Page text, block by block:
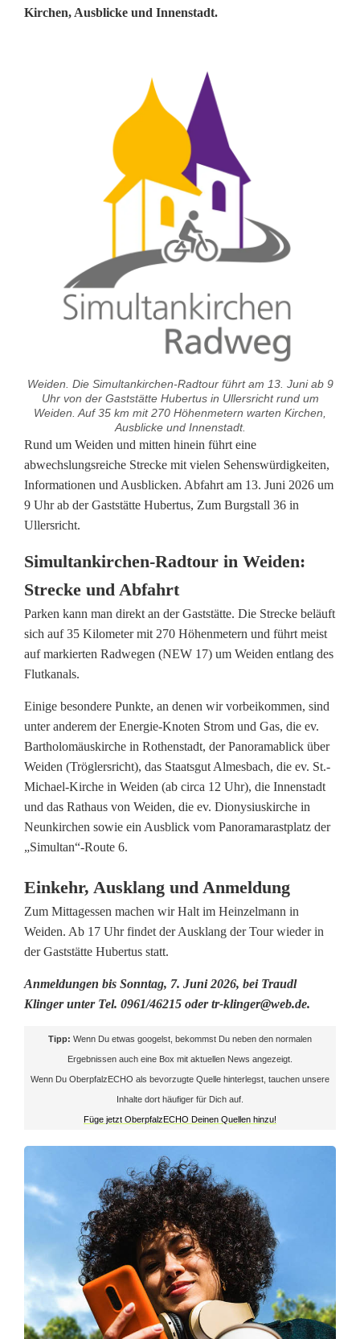
Kirchen, Ausblicke und Innenstadt.
Weiden. Die Simultankirchen-Radtour führt am 13. Juni ab 9
Uhr von der Gaststätte Hubertus in Ullersricht rund um
Weiden. Auf 35 km mit 270 Höhenmetern warten Kirchen,
Ausblicke und Innenstadt.
G
e
m
i
n
d
e
l
a
d
e
n
z
u
r
i
a
n
r
c
Rund um Weiden und mitten hinein führt eine
abwechslungsreiche Strecke mit vielen Sehenswürdigkeiten,
Informationen und Ausblicken. Abfahrt am 13. Juni 2026 um
9 Uhr ab der Gaststätte Hubertus, Zum Burgstall 36 in
Ullersricht.
Simultankirchen-Radtour in Weiden:
Strecke und Abfahrt
Parken kann man direkt an der Gaststätte. Die Strecke beläuft
sich auf 35 Kilometer mit 270 Höhenmetern und führt meist
auf markierten Radwegen (NEW 17) um Weiden entlang des
Flutkanals.
Einige besondere Punkte, an denen wir vorbeikommen, sind
unter anderem der Energie-Knoten Strom und Gas, die ev.
Bartholomäuskirche in Rothenstadt, der Panoramablick über
Weiden (Tröglersricht), das Staatsgut Almesbach, die ev. St.-
Michael-Kirche in Weiden (ab circa 12 Uhr), die Innenstadt
und das Rathaus von Weiden, die ev. Dionysiuskirche in
Neunkirchen sowie ein Ausblick vom Panoramarastplatz der
„Simultan“-Route 6.
Einkehr, Ausklang und Anmeldung
Zum Mittagessen machen wir Halt im Heinzelmann in
Weiden. Ab 17 Uhr findet der Ausklang der Tour wieder in
der Gaststätte Hubertus statt.
Anmeldungen bis Sonntag, 7. Juni 2026, bei Traudl
Klinger unter Tel. 0961/46215 oder tr-klinger@web.de.
Tipp: Wenn Du etwas googelst, bekommst Du neben den normalen
Ergebnissen auch eine Box mit aktuellen News angezeigt.
Wenn Du OberpfalzECHO als bevorzugte Quelle hinterlegst, tauchen unsere
Inhalte dort häufiger für Dich auf.
Füge jetzt OberpfalzECHO Deinen Quellen hinzu!